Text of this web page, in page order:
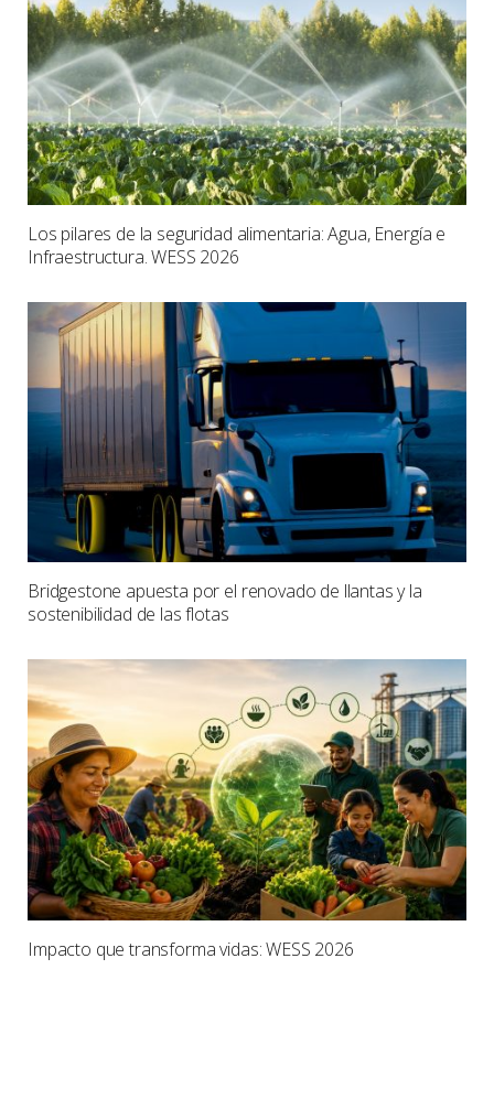
Los pilares de la seguridad alimentaria: Agua, Energía e
Infraestructura. WESS 2026
Bridgestone apuesta por el renovado de llantas y la
sostenibilidad de las flotas
Impacto que transforma vidas: WESS 2026